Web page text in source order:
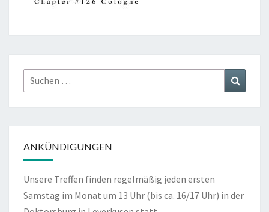
Suchen
nach:
ANKÜNDIGUNGEN
Unsere Treffen finden regelmäßig jeden ersten
Samstag im Monat um 13 Uhr (bis ca. 16/17 Uhr) in der